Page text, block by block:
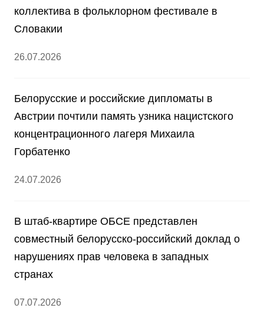
коллектива в фольклорном фестивале в
Словакии
26.07.2026
Белорусские и российские дипломаты в
Австрии почтили память узника нацистского
концентрационного лагеря Михаила
Горбатенко
24.07.2026
В штаб-квартире ОБСЕ представлен
совместный белорусско-российский доклад о
нарушениях прав человека в западных
странах
07.07.2026